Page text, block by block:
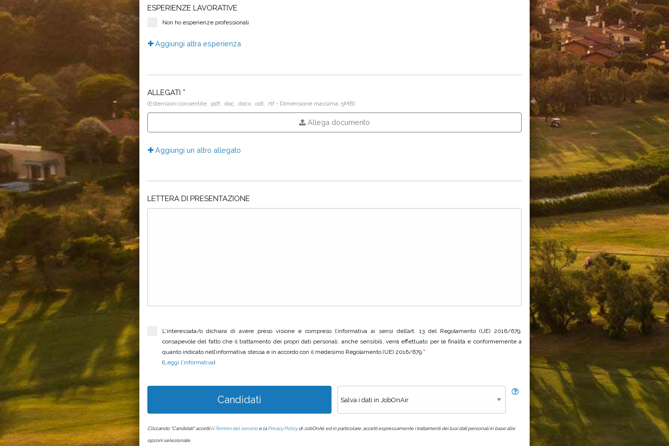
ESPERIENZE LAVORATIVE
Non ho esperienze professionali
Aggiungi altra esperienza
ALLEGATI *
(Estensioni consentite: .pdf, .doc, .docx, .odt, .rtf - Dimensione massima: 5MB)
Allega documento
Aggiungi un altro allegato
LETTERA DI PRESENTAZIONE
L'interessata/o dichiara di avere preso visione e compreso l’informativa ai sensi dell’art. 13 del Regolamento (UE) 2016/679,
consapevole del fatto che il trattamento dei propri dati personali, anche sensibili, verrà effettuato per le finalità e conformemente a
quanto indicato nell’informativa stessa e in accordo con il medesimo Regolamento (UE) 2016/679.*
(Leggi l'informativa)
Candidati
Cliccando "Candidati" accetti i iTermini del servizio e laPrivacy Policydi JobOnAir, ed in particolare, accetti espressamente i trattamenti dei tuoi dati personali in base alle
opzoni selezionate.